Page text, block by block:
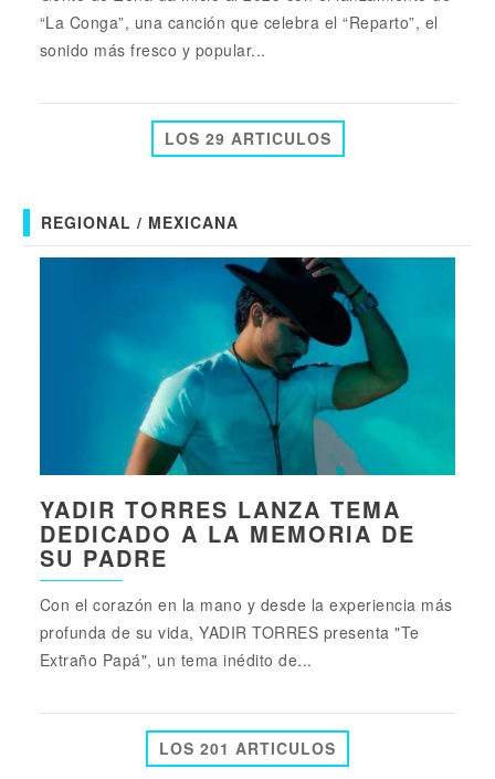
“La Conga”, una canción que celebra el “Reparto”, el
sonido más fresco y popular...
LOS 29 ARTICULOS
REGIONAL / MEXICANA
YADIR TORRES LANZA TEMA
DEDICADO A LA MEMORIA DE
SU PADRE
Con el corazón en la mano y desde la experiencia más
profunda de su vida, YADIR TORRES presenta "Te
Extraño Papá", un tema inédito de...
LOS 201 ARTICULOS